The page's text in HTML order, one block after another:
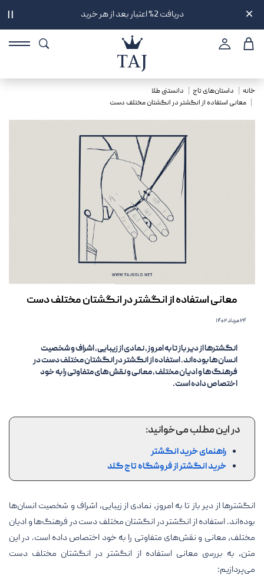
تحویل سه ساعته در تهران
خانه داستان‌های تاج
دانستنی طلا
معانی استفاده از انگشتر در انگشتان مختلف دست
معانی استفاده از انگشتر در انگشتان مختلف دست
۲۴ مرداد ۱۴۰۲
انگشترها از دیر باز تا به امروز، نمادی از زیبایی، اشراف و شخصیت
انسان‌ها بوده‌اند. استفاده از انگشتر در انگشتان مختلف دست در
فرهنگ‌ها و ادیان مختلف، معانی و نقش‌های متفاوتی را به خود
اختصاص داده است.
در این مطلب می‌خوانید:
راهنمای خرید انگشتر
خرید انگشتر از فروشگاه تاج گلد
انگشترها از دیر باز تا به امروز، نمادی از زیبایی، اشراف و شخصیت انسان‌ها
بوده‌اند. استفاده از انگشتر در انگشتان مختلف دست در فرهنگ‌ها و ادیان
مختلف، معانی و نقش‌های متفاوتی را به خود اختصاص داده است. در این
متن، به بررسی معانی استفاده از انگشتر در انگشتان مختلف دست
می‌پردازیم: